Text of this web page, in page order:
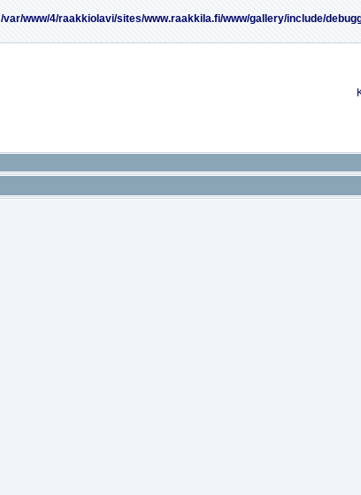
/var/www/4/raakkiolavi/sites/www.raakkila.fi/www/gallery/include/